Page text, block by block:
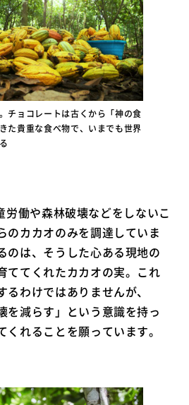
チョコレートは古くから「神の食
た貴重な食べ物で、いまでも世界
働や森林破壊などをしないこ
のカカオのみを調達していま
のは、そうした心ある現地の
ててくれたカカオの実。これ
わけではありませんが、
を減らす」という意識を持っ
れることを願っています。